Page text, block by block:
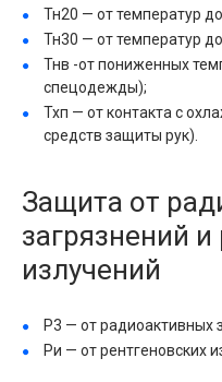
Тн20 — от температур
Тн30 — от температур
Тнв -от пониженных
спецодежды);
Тхп — от контакта с
средств защиты рук).
Защита от
загрязнений и
излучений
Р3 — от радиоактивных
Ри — от рентгеновских